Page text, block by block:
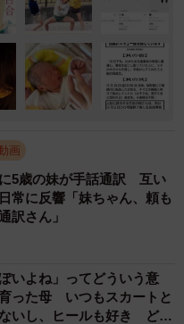
画
5歳の妹が手話通訳 互い
常に反響「妹ちゃん、頼も
訳さん」
いよね」ってどういう意
った母 いつもスカートと
いし、ヒールも好き どの